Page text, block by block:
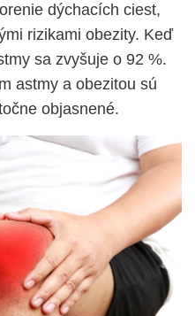
dýchacích ciest,
rizikami obezity. Keď
sa zvyšuje o 92 %.
astmy a obezitou sú
objasnené.